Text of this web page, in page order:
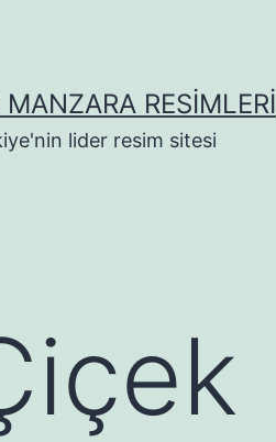
MANZARA RESIMLERI
lider resim sitesi